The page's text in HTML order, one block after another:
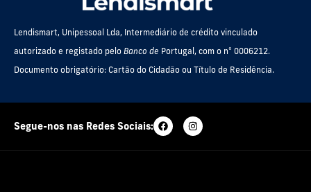
Lendismart, Unipessoal Lda, Intermediário de crédito vinculado
autorizado e registado pelo Banco de Portugal, com o nº 0006212.
Documento obrigatório: Cartão do Cidadão ou Título de Residência.
Segue-nos nas Redes Sociais: